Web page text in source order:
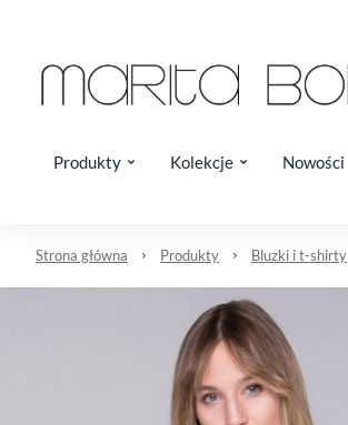
Produkty Kolekcje Nowości
Strona główna Produkty Bluzki i t-shirty